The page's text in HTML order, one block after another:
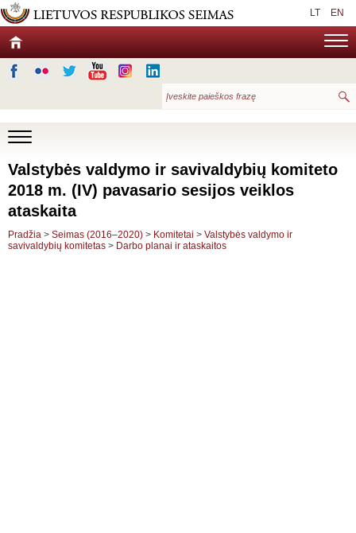
LT EN
Valstybės valdymo ir savivaldybių komiteto
2018 m. (IV) pavasario sesijos veiklos
ataskaita
Pradžia > Seimas (2016–2020) > Komitetai > Valstybės valdymo ir
savivaldybių komitetas > Darbo planai ir ataskaitos